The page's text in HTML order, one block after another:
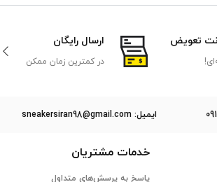
ارسال رایگان
در کمترین زمان ممکن
ایمیل: sneakersiran98@gmail.com
خدمات مشتریان
پاسخ به پرسش‌های متداول